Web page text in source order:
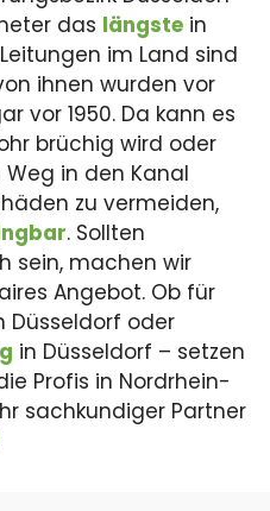
das längste in
im Land sind
ihnen wurden vor
vor 1950. Da kann es
brüchig wird oder
in den Kanal
zu vermeiden,
. Sollten
sein, machen wir
Angebot. Ob für
Düsseldorf oder
in Düsseldorf – setzen
Profis in Nordrhein-
sachkundiger Partner